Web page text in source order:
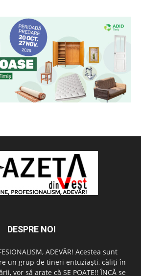
DESPRE NOI
ADEVĂR! Acestea sunt
un grup de tineri entuziaşti, căliţi în
vor să arate că SE POATE!! ÎNCĂ se